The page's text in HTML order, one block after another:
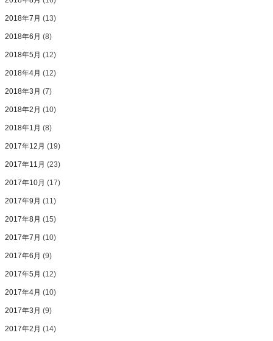
2018年7月 (13)
2018年6月 (8)
2018年5月 (12)
2018年4月 (12)
2018年3月 (7)
2018年2月 (10)
2018年1月 (8)
2017年12月 (19)
2017年11月 (23)
2017年10月 (17)
2017年9月 (11)
2017年8月 (15)
2017年7月 (10)
2017年6月 (9)
2017年5月 (12)
2017年4月 (10)
2017年3月 (9)
2017年2月 (14)